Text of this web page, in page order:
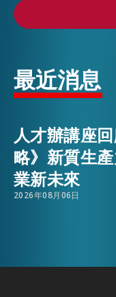
就業資訊
在港營商
活動情報
最新消息
最近消息
人才辦講座
略》新質生
業新未來
2026年08月06日